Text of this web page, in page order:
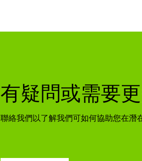
有疑問或需要
聯絡我們以了解我們可如何協助您在潛